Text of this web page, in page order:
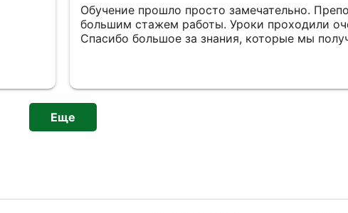
Обучение прошло просто замечательно.
большим стажем работы. Уроки проходили
Спасибо большое за знания, которые мы
Еще